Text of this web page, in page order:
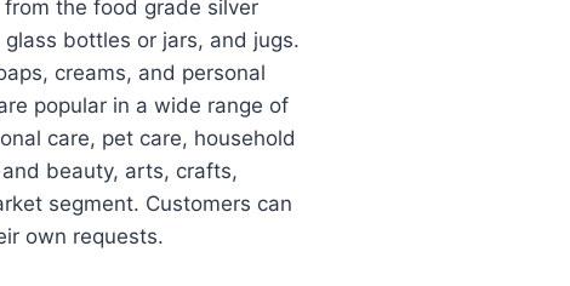
the food grade silver
bottles or jars, and jugs.
creams, and personal
popular in a wide range of
care, pet care, household
beauty, arts, crafts,
segment. Customers can
own requests.